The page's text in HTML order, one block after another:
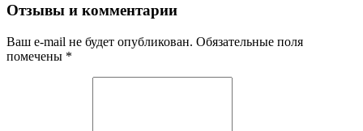
Отзывы и комментарии
Ваш e-mail не будет опубликован. Обязательные поля
помечены *